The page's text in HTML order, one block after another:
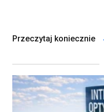
Przeczytaj koniecznie